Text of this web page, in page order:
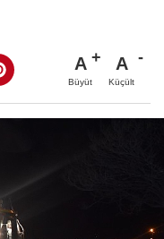
A
Büyüt
A
Küçült